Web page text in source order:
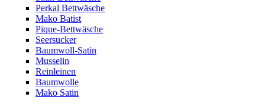
Perkal Bettwäsche
Mako Batist
Pique-Bettwäsche
Seersucker
Baumwoll-Satin
Musselin
Reinleinen
Baumwolle
Mako Satin